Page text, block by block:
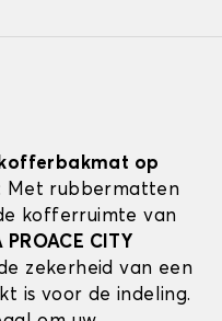
op
Met rubbermatten
kofferruimte van
PROACE CITY
zekerheid van een
is voor de indeling.